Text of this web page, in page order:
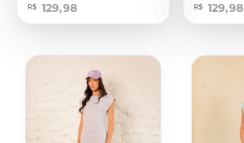
R$ 129,98 R$ 129,98